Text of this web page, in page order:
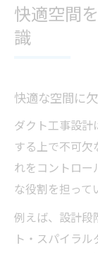
快適空間
識
快適な空間に
ダクト工事設
する上で不可
れをコントロ
な役割を担って
例えば、設計段
ト・スパイラ